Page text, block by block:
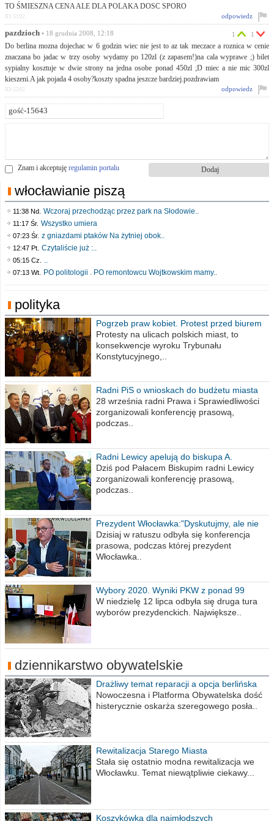
TO ŚMIESZNA CENA ALE DLA POLAKA DOSC SPORO
odpowiedz
ID:5192
pazdzioch • 18 grudnia 2008, 12:18
Do berlina mozna dojechac w 6 godzin wiec nie jest to az tak meczace a roznica w cenie
znaczana bo jadac w trzy osoby wydamy po 120zl (z zapasem!)na cala wyprawe ;) bilet
sypialny kosztuje w dwie strony na jedna osobe ponad 450zl ;D miec a nie mic 300zl
kieszeni.A jak pojada 4 osoby?koszty spadna jeszcze bardziej.pozdrawiam
1 1
odpowiedz
ID:5202
Znam i akceptuję regulamin portalu
włocławianie piszą
11:38 Nd. Wczoraj przechodząc przez park na Słodowie..
11:17 Śr. Wszystko umiera
07:23 Śr. z gniazdami ptaków Na żytniej obok..
12:47 Pt. Czytaliście już :..
05:15 Cz. ..
07:13 Wt. PO politologii . PO remontowcu Wojtkowskim mamy..
polityka
Pogrzeb praw kobiet. Protest przed biurem
poselskim PiS
Protesty na ulicach polskich miast, to
konsekwencje wyroku Trybunału
Konstytucyjnego,..
Radni PiS o wnioskach do budżetu miasta
na 2021 rok
28 września radni Prawa i Sprawiedliwości
zorganizowali konferencję prasową,
podczas..
Radni Lewicy apelują do biskupa A.
Wiesława Meringa
Dziś pod Pałacem Biskupim radni Lewicy
zorganizowali konferencję prasową,
podczas..
Prezydent Włocławka:"Dyskutujmy, ale nie
obrażajmy się”
Dzisiaj w ratuszu odbyła się konferencja
prasowa, podczas której prezydent
Włocławka..
Wybory 2020. Wyniki PKW z ponad 99
procent obwodów
W niedzielę 12 lipca odbyła się druga tura
wyborów prezydenckich. Największe..
dziennikarstwo obywatelskie
Drażliwy temat reparacji a opcja berlińska
Nowoczesna i Platforma Obywatelska dość
histerycznie oskarża szeregowego posła..
Rewitalizacja Starego Miasta
Stała się ostatnio modna rewitalizacja we
Włocławku. Temat niewątpliwie ciekawy...
Koszykówka dla najmłodszych